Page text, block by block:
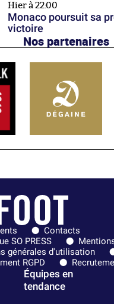
Hier à 22:00
Monaco poursuit sa
victoire
Nos partenaires
Contacts
SO PRESS
générales d'utilisation
RGPD
Équipes en
tendance